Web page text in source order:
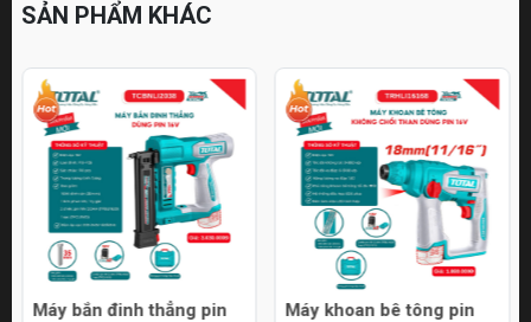
SẢN PHẨM KHÁC
Máy bắn đinh thẳng pin
Máy khoan bê tông pin